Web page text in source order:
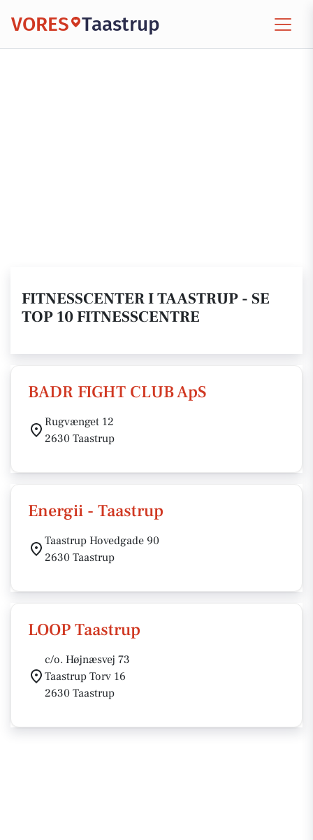
VORES Taastrup
FITNESSCENTER I TAASTRUP - SE
TOP 10 FITNESSCENTRE
BADR FIGHT CLUB ApS
Rugvænget 12
2630 Taastrup
Energii - Taastrup
Taastrup Hovedgade 90
2630 Taastrup
LOOP Taastrup
c/o. Højnæsvej 73
Taastrup Torv 16
2630 Taastrup